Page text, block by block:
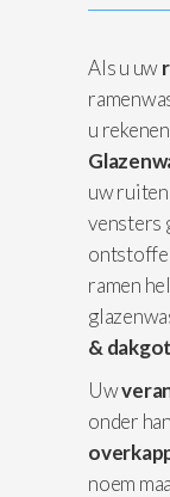
Als u uw
u
uw
vensters
ramen
&
Uw
onder
noem